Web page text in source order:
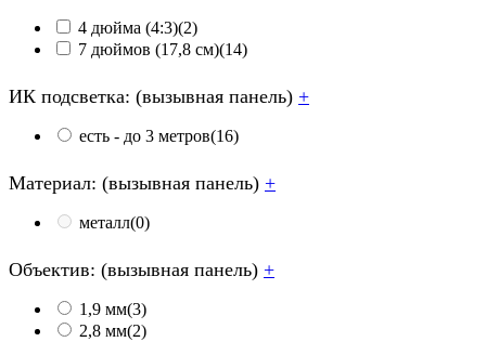
4 дюйма (4:3)(2)
7 дюймов (17,8 см)(14)
ИК подсветка: (вызывная панель) +
есть - до 3 метров(16)
Материал: (вызывная панель) +
металл(0)
Объектив: (вызывная панель) +
1,9 мм(3)
2,8 мм(2)